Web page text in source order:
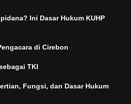
Ini Dasar Hukum KUHP
di Cirebon
TKI
Fungsi, dan Dasar Hukum